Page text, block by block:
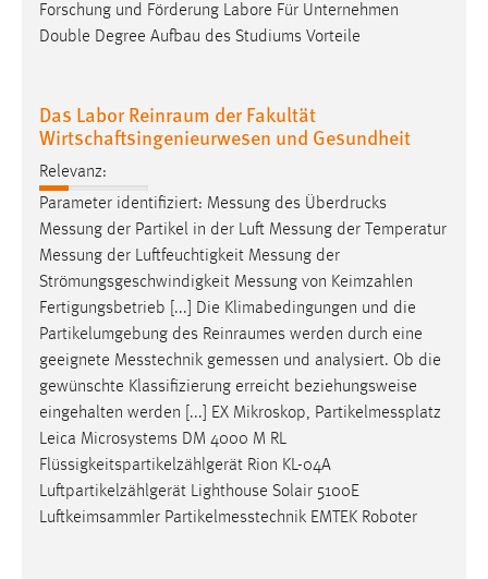
Forschung und Förderung Labore Für Unternehmen
Double Degree Aufbau des Studiums Vorteile
Das Labor Reinraum der Fakultät
Wirtschaftsingenieurwesen und Gesundheit
Relevanz:
Parameter identifiziert: Messung des Überdrucks
Messung der Partikel in der Luft Messung der Temperatur
Messung der Luftfeuchtigkeit Messung der
Strömungsgeschwindigkeit Messung von Keimzahlen
Fertigungsbetrieb [...] Die Klimabedingungen und die
Partikelumgebung des Reinraumes werden durch eine
geeignete Messtechnik gemessen und analysiert. Ob die
gewünschte Klassifizierung erreicht beziehungsweise
eingehalten werden [...] EX Mikroskop, Partikelmessplatz
Leica Microsystems DM 4000 M RL
Flüssigkeitspartikelzählgerät Rion KL-04A
Luftpartikelzählgerät Lighthouse Solair 5100E
Luftkeimsammler Partikelmesstechnik EMTEK Roboter